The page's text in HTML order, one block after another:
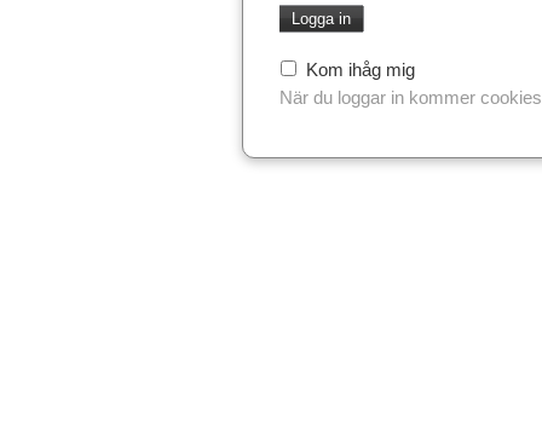
Kom ihåg mig
När du loggar in kommer